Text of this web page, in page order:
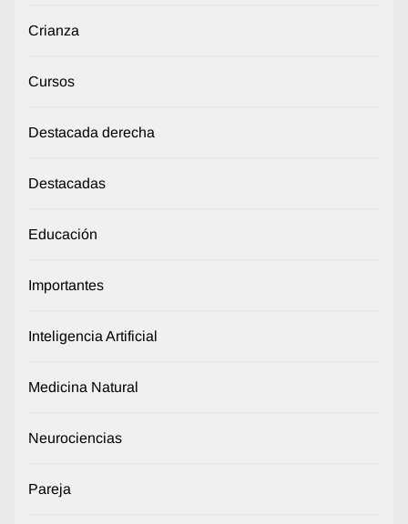
Crianza
Cursos
Destacada derecha
Destacadas
Educación
Importantes
Inteligencia Artificial
Medicina Natural
Neurociencias
Pareja